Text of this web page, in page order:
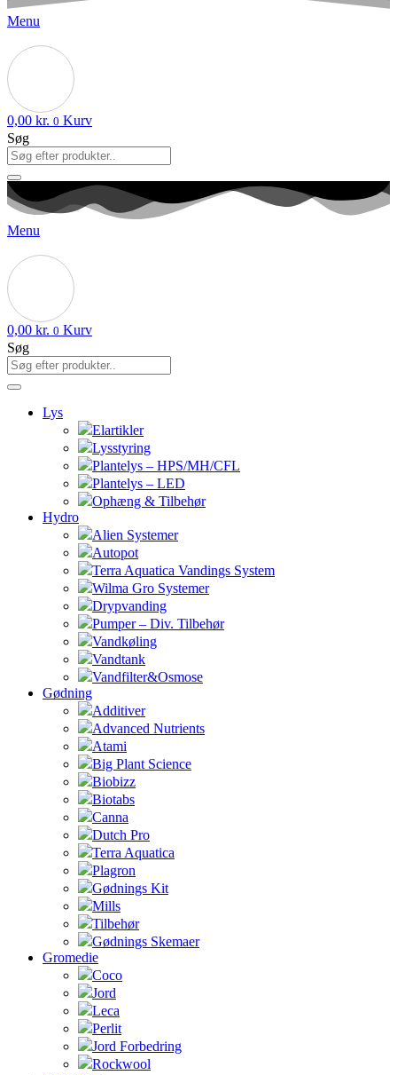
Menu
0,00 kr. 0 Kurv
Søg
Menu
0,00 kr. 0 Kurv
Søg
Lys
Elartikler
Lysstyring
Plantelys – HPS/MH/CFL
Plantelys – LED
Ophæng & Tilbehør
Hydro
Alien Systemer
Autopot
Terra Aquatica Vandings System
Wilma Gro Systemer
Drypvanding
Pumper – Div. Tilbehør
Vandkøling
Vandtank
Vandfilter&Osmose
Gødning
Additiver
Advanced Nutrients
Atami
Big Plant Science
Biobizz
Biotabs
Canna
Dutch Pro
Terra Aquatica
Plagron
Gødnings Kit
Mills
Tilbehør
Gødnings Skemaer
Gromedie
Coco
Jord
Leca
Perlit
Jord Forbedring
Rockwool